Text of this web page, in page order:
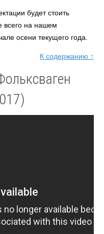
будет стоить
всего на нашем
осени текущего года.
К содержанию ↑